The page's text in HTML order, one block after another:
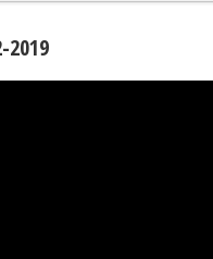
2019